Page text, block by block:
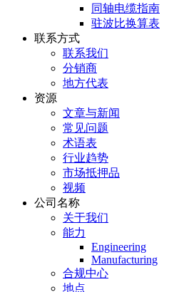
同轴电缆指南
驻波比换算表
联系方式
联系我们
分销商
地方代表
资源
文章与新闻
常见问题
术语表
行业趋势
市场抵押品
视频
公司名称
关于我们
能力
Engineering
Manufacturing
合规中心
地点